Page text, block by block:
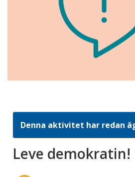
Denna aktivitet har redan
Leve demokratin!